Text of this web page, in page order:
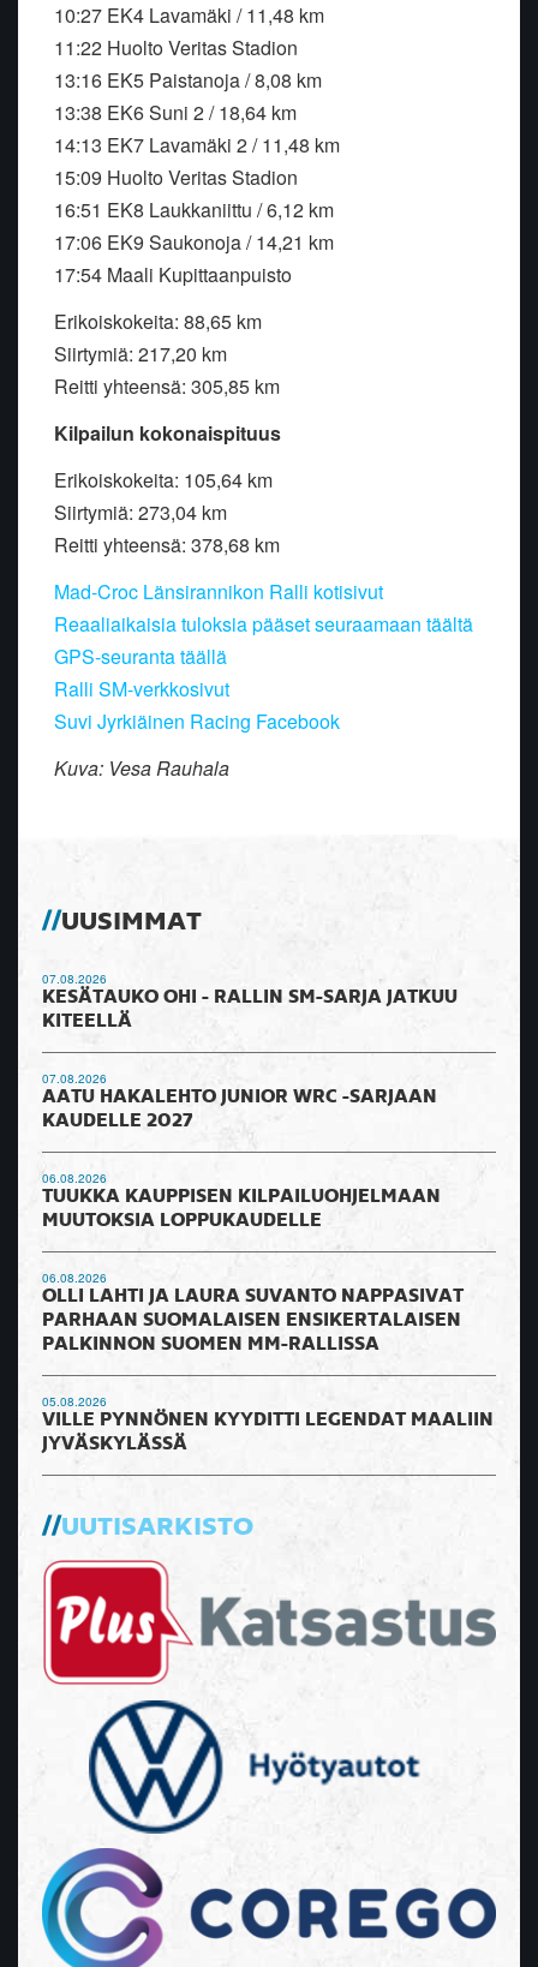
10:27 EK4 Lavamäki / 11,48 km
11:22 Huolto Veritas Stadion
13:16 EK5 Paistanoja / 8,08 km
13:38 EK6 Suni 2 / 18,64 km
14:13 EK7 Lavamäki 2 / 11,48 km
15:09 Huolto Veritas Stadion
16:51 EK8 Laukkaniittu / 6,12 km
17:06 EK9 Saukonoja / 14,21 km
17:54 Maali Kupittaanpuisto
Erikoiskokeita: 88,65 km
Siirtymiä: 217,20 km
Reitti yhteensä: 305,85 km
Kilpailun kokonaispituus
Erikoiskokeita: 105,64 km
Siirtymiä: 273,04 km
Reitti yhteensä: 378,68 km
Mad-Croc Länsirannikon Ralli kotisivut
Reaaliaikaisia tuloksia pääset seuraamaan täältä
GPS-seuranta täällä
Ralli SM-verkkosivut
Suvi Jyrkiäinen Racing Facebook
Kuva: Vesa Rauhala
UUSIMMAT
07.08.2026
KESÄTAUKO OHI - RALLIN SM-SARJA JATKUU
KITEELLÄ
07.08.2026
AATU HAKALEHTO JUNIOR WRC -SARJAAN
KAUDELLE 2027
06.08.2026
TUUKKA KAUPPISEN KILPAILUOHJELMAAN
MUUTOKSIA LOPPUKAUDELLE
06.08.2026
OLLI LAHTI JA LAURA SUVANTO NAPPASIVAT
PARHAAN SUOMALAISEN ENSIKERTALAISEN
PALKINNON SUOMEN MM-RALLISSA
05.08.2026
VILLE PYNNÖNEN KYYDITTI LEGENDAT MAALIIN
JYVÄSKYLÄSSÄ
UUTISARKISTO